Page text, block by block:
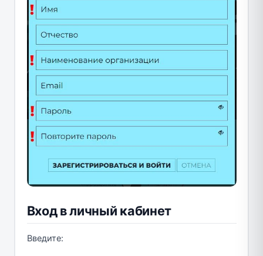
Вход в личный кабинет
Введите: